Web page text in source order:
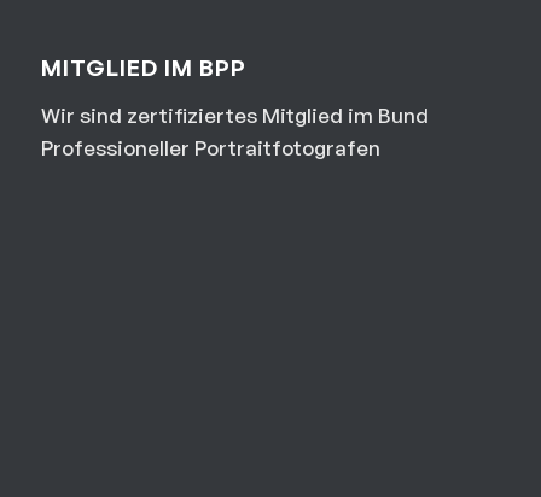
MITGLIED IM BPP
Wir sind zertifiziertes Mitglied im Bund
Professioneller Portraitfotografen